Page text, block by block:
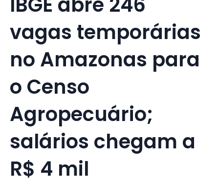
vagas temporárias
no Amazonas para
o Censo
Agropecuário;
salários chegam a
R$ 4 mil